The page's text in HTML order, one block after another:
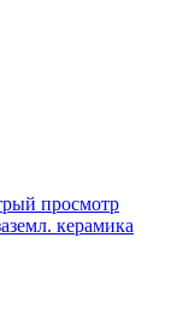
просмотр
керамика